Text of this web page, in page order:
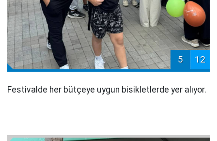
5 12
Festivalde her bütçeye uygun bisikletlerde yer alıyor.